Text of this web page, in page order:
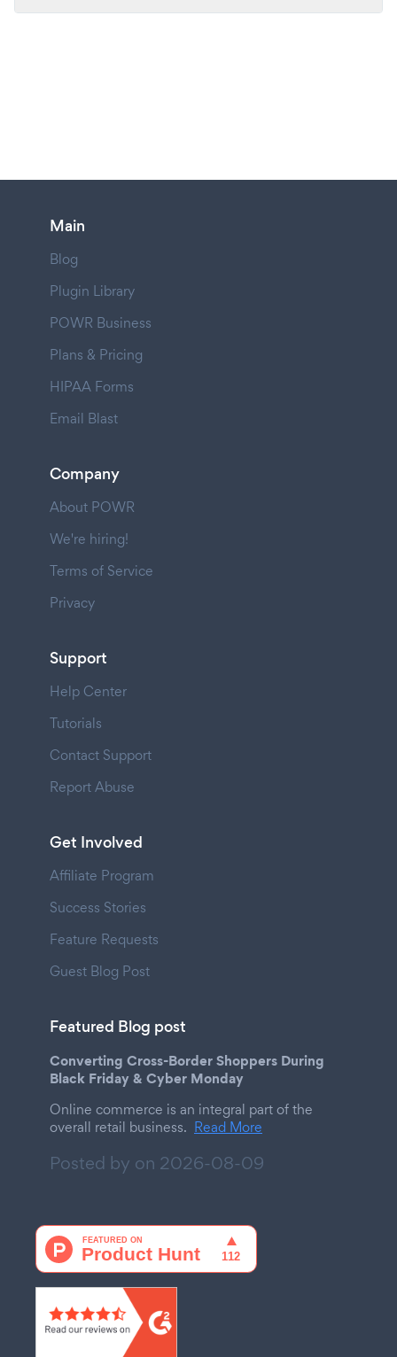
Main
Blog
Plugin Library
POWR Business
Plans & Pricing
HIPAA Forms
Email Blast
Company
About POWR
We're hiring!
Terms of Service
Privacy
Support
Help Center
Tutorials
Contact Support
Report Abuse
Get Involved
Affiliate Program
Success Stories
Feature Requests
Guest Blog Post
Featured Blog post
Converting Cross-Border Shoppers During
Black Friday & Cyber Monday
Online commerce is an integral part of the
overall retail business. Read More
Posted by on 2026-08-09